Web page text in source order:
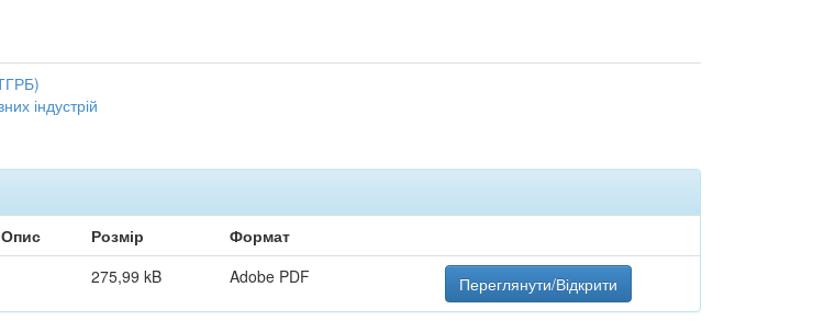
індустрій
Опис Розмір
Формат
275,99 kB Adobe PDF Переглянути/Відкрити